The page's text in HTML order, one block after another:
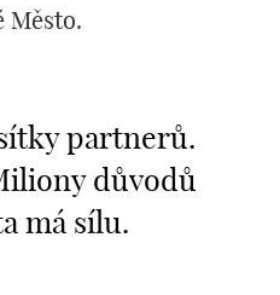
Město.
partnerů.
důvodů
má sílu.